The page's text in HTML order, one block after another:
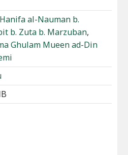
al-Nauman b.
b. Zuta b. Marzuban,
Ghulam Mueen ad-Din